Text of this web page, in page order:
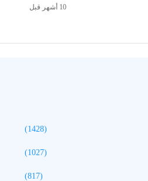
(1428)
(1027)
(817)